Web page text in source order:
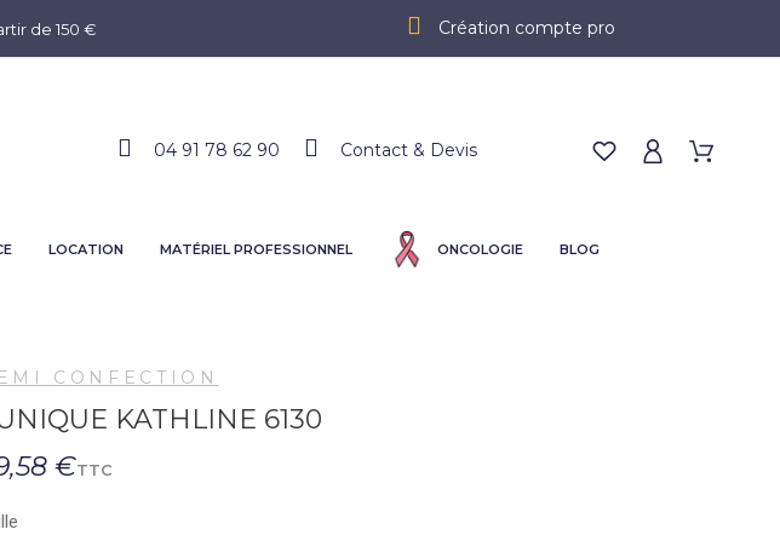
de 150 € Création compte pro
04 91 78 62 90 Contact & Devis
LOCATION MATÉRIEL PROFESSIONNEL ONCOLOGIE BLOG
CONFECTION
KATHLINE 6130
€TTC